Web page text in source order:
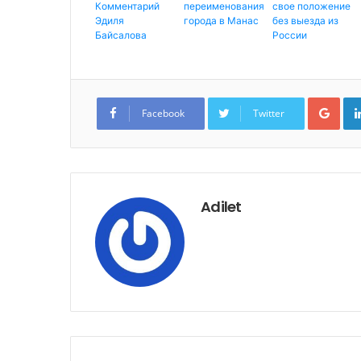
Комментарий
Эдиля
Байсалова
переименования
города в Манас
свое положение
без выезда из
России
Facebook Twitter
G
g
+
Adilet